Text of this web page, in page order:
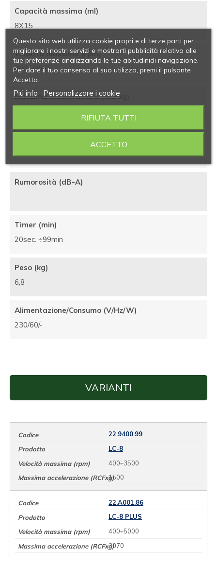
Capacità massima (ml)
8X15
Velocità massima (rpm)
400÷5000
Massima accelerazione (RCFxg)
295x365x210
Rumorosità (dB-A)
-
Timer (min)
20sec. ÷99min
Peso (kg)
6,8
Alimentazione/Consumo (V/Hz/W)
230/60/-
VARIANTI
22.9400.99
LC-8
400÷3500
1500
22.A001.86
LC-8 PLUS
400÷5000
3070
Questo sito web utilizza cookie propri e di terze parti per
migliorare i nostri servizi e mostrarti pubblicità relativa alle
tue preferenze analizzando le tue abitudinidi navigazione.
Per dare il tuo consenso al suo utilizzo, premi il pulsante
Accetta.
Piú info Personalizzare i cookie
RIFIUTA TUTTI
ACCETTO